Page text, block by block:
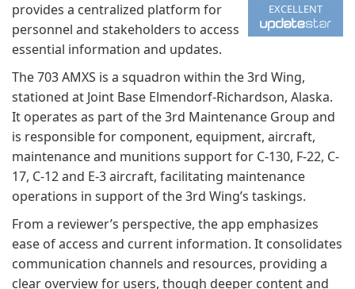
EXCELLENT
provides a centralized platform for
personnel and stakeholders to access
essential information and updates.
The 703 AMXS is a squadron within the 3rd Wing,
stationed at Joint Base Elmendorf-Richardson, Alaska.
It operates as part of the 3rd Maintenance Group and
is responsible for component, equipment, aircraft,
maintenance and munitions support for C-130, F-22, C-
17, C-12 and E-3 aircraft, facilitating maintenance
operations in support of the 3rd Wing’s taskings.
From a reviewer’s perspective, the app emphasizes
ease of access and current information. It consolidates
communication channels and resources, providing a
clear overview for users, though deeper content and